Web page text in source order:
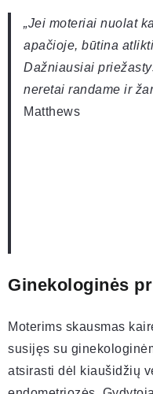
„Jei moteriai nuolat
apačioje, būtina
Dažniausiai
neretai randame ir
Matthews
Ginekologinės
Moterims skausmas
susijęs su
atsirasti dėl kiaušidžių